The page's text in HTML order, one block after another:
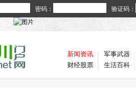
密码： 验证码：
新闻资讯
财经股票
军事武器
生活百科